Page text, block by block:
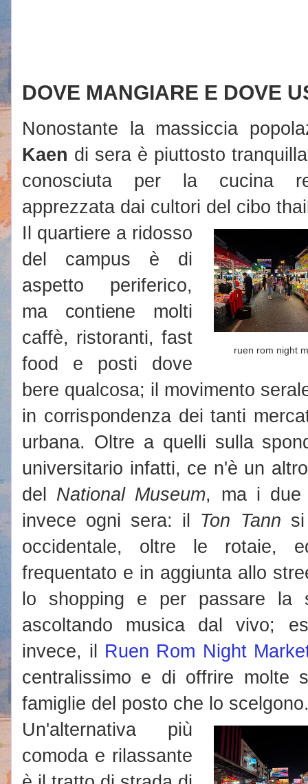
DOVE MANGIARE E DOVE
Nonostante la massiccia
Kaen di sera è piuttosto
conosciuta per la cucina
apprezzata dai cultori del cibo
ruen rom night
Il quartiere a ridosso
del campus è di
aspetto periferico,
ma contiene molti
caffè, ristoranti, fast
food e posti dove
bere qualcosa; il movimento
in corrispondenza dei tanti
urbana. Oltre a quelli sulla
universitario infatti, ce n'è un
del National Museum, ma i due
invece ogni sera: il Ton Tann
occidentale, oltre le rotaie,
frequentato e in aggiunta allo
lo shopping e per passare la
ascoltando musica dal vivo;
invece, il Ruen Rom Night
centralissimo e di offrire molte
famiglie del posto che lo
Un'alternativa più
comoda e rilassante